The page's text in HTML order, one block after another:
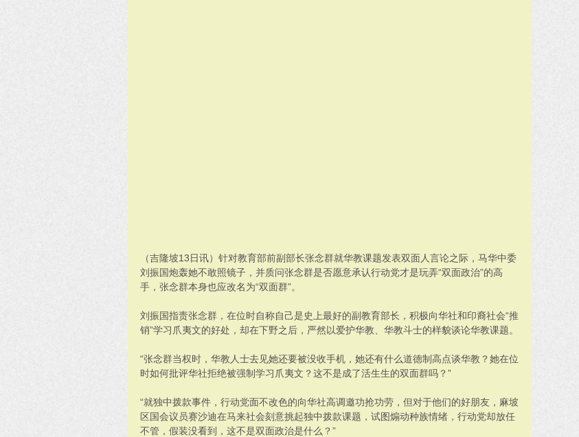
（吉隆坡13日讯）针对教育部前副部长张念群就华教课题发表双面人言论之际，马华中委
刘振国炮轰她不敢照镜子，并质问张念群是否愿意承认行动党才是玩弄“双面政治”的高
手，张念群本身也应改名为“双面群”。
刘振国指责张念群，在位时自称自己是史上最好的副教育部长，积极向华社和印裔社会“推
销”学习爪夷文的好处，却在下野之后，严然以爱护华教、华教斗士的样貌谈论华教课题。
“张念群当权时，华教人士去见她还要被没收手机，她还有什么道德制高点谈华教？她在位
时如何批评华社拒绝被强制学习爪夷文？这不是成了活生生的双面群吗？”
“就独中拨款事件，行动党面不改色的向华社高调邀功抢功劳，但对于他们的好朋友，麻坡
区国会议员赛沙迪在马来社会刻意挑起独中拨款课题，试图煽动种族情绪，行动党却放任
不管，假装没看到，这不是双面政治是什么？”